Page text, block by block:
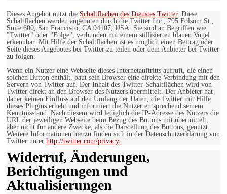
Dieses Angebot nutzt die Schaltflächen des Dienstes Twitter. Diese
Schaltflächen werden angeboten durch die Twitter Inc., 795 Folsom St.,
Suite 600, San Francisco, CA 94107, USA. Sie sind an Begriffen wie
"Twitter" oder "Folge", verbunden mit einem stillisierten blauen Vogel
erkennbar. Mit Hilfe der Schaltflächen ist es möglich einen Beitrag oder
Seite dieses Angebotes bei Twitter zu teilen oder dem Anbieter bei Twitter
zu folgen.
Wenn ein Nutzer eine Webseite dieses Internetauftritts aufruft, die einen
solchen Button enthält, baut sein Browser eine direkte Verbindung mit den
Servern von Twitter auf. Der Inhalt des Twitter-Schaltflächen wird von
Twitter direkt an den Browser des Nutzers übermittelt. Der Anbieter hat
daher keinen Einfluss auf den Umfang der Daten, die Twitter mit Hilfe
dieses Plugins erhebt und informiert die Nutzer entsprechend seinem
Kenntnisstand. Nach diesem wird lediglich die IP-Adresse des Nutzers die
URL der jeweiligen Webseite beim Bezug des Buttons mit übermittelt,
aber nicht für andere Zwecke, als die Darstellung des Buttons, genutzt.
Weitere Informationen hierzu finden sich in der Datenschutzerklärung von
Twitter unter http://twitter.com/privacy.
Widerruf, Änderungen,
Berichtigungen und
Aktualisierungen